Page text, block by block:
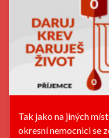
Tak jako na jiných
okresní nemocnici se